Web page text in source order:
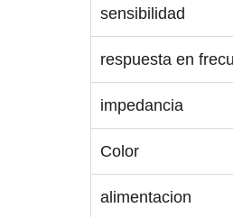
sensibilidad
respuesta en
impedancia
Color
alimentacion